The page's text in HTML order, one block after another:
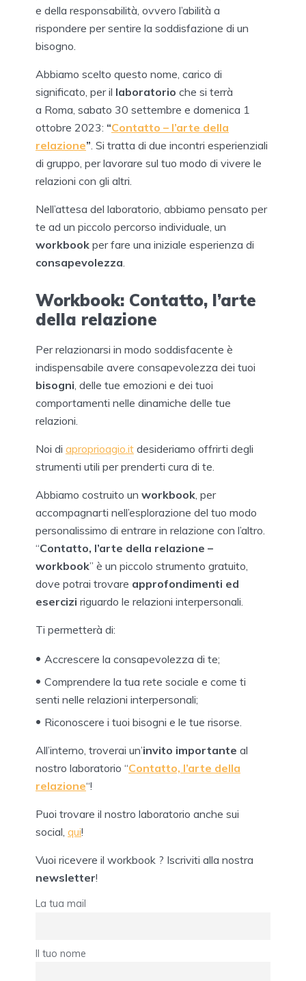
e della responsabilità, ovvero l’abilità a
rispondere per sentire la soddisfazione di un
bisogno.
Abbiamo scelto questo nome, carico di
significato, per il laboratorio che si terrà
a Roma, sabato 30 settembre e domenica 1
ottobre 2023: “Contatto – l’arte della
relazione” . Si tratta di due incontri esperienziali
di gruppo, per lavorare sul tuo modo di vivere le
relazioni con gli altri.
Nell’attesa del laboratorio, abbiamo pensato per
te ad un piccolo percorso individuale, un
workbook per fare una iniziale esperienza di
consapevolezza
Workbook: Contatto, l’arte
della relazione
Per relazionarsi in modo soddisfacente è
indispensabile avere consapevolezza dei tuoi
bisogni, delle tue emozioni e dei tuoi
comportamenti nelle dinamiche delle tue
relazioni.
Noi di aproprioagio.it desideriamo offrirti degli
strumenti utili per prenderti cura di te.
Abbiamo costruito un workbook, per
accompagnarti nell’esplorazione del tuo modo
personalissimo di entrare in relazione con l’altro.
“Contatto, l’arte della relazione –
workbook” è un piccolo strumento gratuito,
dove potrai trovare approfondimenti ed
esercizi riguardo le relazioni interpersonali.
Ti permetterà di:
Accrescere la consapevolezza di te;
Comprendere la tua rete sociale e come ti
senti nelle relazioni interpersonali;
Riconoscere i tuoi bisogni e le tue risorse.
All’interno, troverai un’invito importante al
nostro laboratorio “Contatto, l’arte della
relazione“!
Puoi trovare il nostro laboratorio anche sui
social, qui!
Vuoi ricevere il workbook ? Iscriviti alla nostra
newsletter!
La tua mail
Il tuo nome